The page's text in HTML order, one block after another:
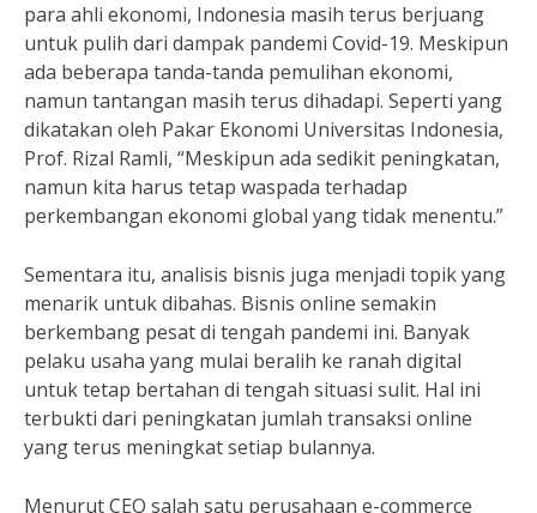
para ahli ekonomi, Indonesia masih terus berjuang
untuk pulih dari dampak pandemi Covid-19. Meskipun
ada beberapa tanda-tanda pemulihan ekonomi,
namun tantangan masih terus dihadapi. Seperti yang
dikatakan oleh Pakar Ekonomi Universitas Indonesia,
Prof. Rizal Ramli, “Meskipun ada sedikit peningkatan,
namun kita harus tetap waspada terhadap
perkembangan ekonomi global yang tidak menentu.”
Sementara itu, analisis bisnis juga menjadi topik yang
menarik untuk dibahas. Bisnis online semakin
berkembang pesat di tengah pandemi ini. Banyak
pelaku usaha yang mulai beralih ke ranah digital
untuk tetap bertahan di tengah situasi sulit. Hal ini
terbukti dari peningkatan jumlah transaksi online
yang terus meningkat setiap bulannya.
Menurut CEO salah satu perusahaan e-commerce